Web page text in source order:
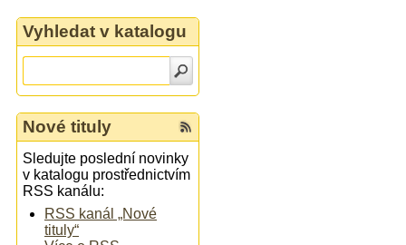
Vyhledat v katalogu
Nové tituly
Sledujte poslední novinky
v katalogu prostřednictvím
RSS kanálu:
RSS kanál „Nové
tituly“